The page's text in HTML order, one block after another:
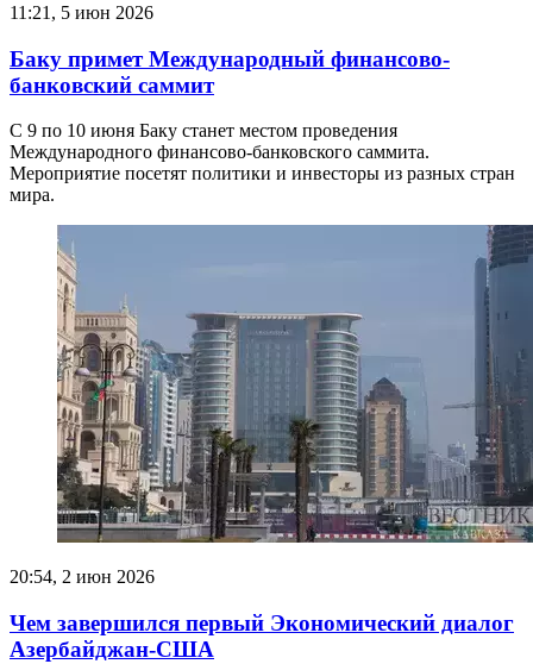
11:21, 5 июн 2026
Баку примет Международный финансово-
банковский саммит
С 9 по 10 июня Баку станет местом проведения
Международного финансово-банковского саммита.
Мероприятие посетят политики и инвесторы из разных стран
мира.
20:54, 2 июн 2026
Чем завершился первый Экономический диалог
Азербайджан-США